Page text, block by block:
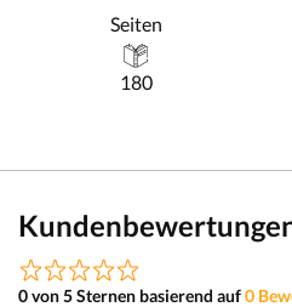
Seiten
180
0 von 5 Sternen basierend auf0